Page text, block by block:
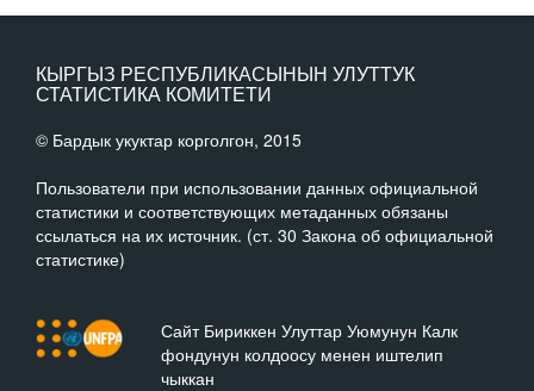
КЫРГЫЗ РЕСПУБЛИКАСЫНЫН УЛУТТУК
СТАТИСТИКА КОМИТЕТИ
© Бардык укуктар корголгон, 2015
Пользователи при использовании данных официальной
статистики и соответствующих метаданных обязаны
ссылаться на их источник. (ст. 30 Закона об официальной
статистике)
Сайт Бириккен Улуттар Уюмунун Калк
фондунун колдоосу менен иштелип
чыккан